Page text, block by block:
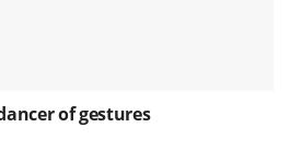
of gestures